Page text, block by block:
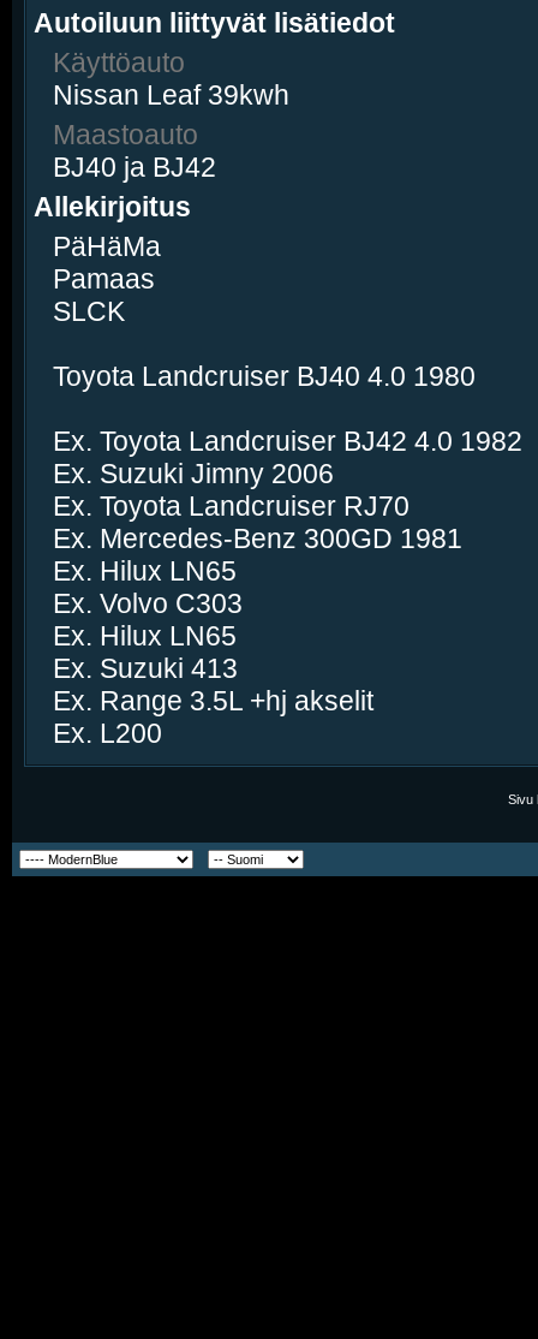
Autoiluun liittyvät lisätiedot
Käyttöauto
Nissan Leaf 39kwh
Maastoauto
BJ40 ja BJ42
Allekirjoitus
PäHäMa
Pamaas
SLCK
Toyota Landcruiser BJ40 4.0 1980
Ex. Toyota Landcruiser BJ42 4.0 1982
Ex. Suzuki Jimny 2006
Ex. Toyota Landcruiser RJ70
Ex. Mercedes-Benz 300GD 1981
Ex. Hilux LN65
Ex. Volvo C303
Ex. Hilux LN65
Ex. Suzuki 413
Ex. Range 3.5L +hj akselit
Ex. L200
Sivu